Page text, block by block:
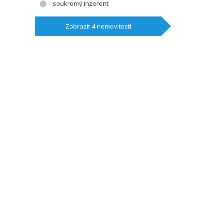
soukromý inzerent
Zobrazit 4nemovitostí